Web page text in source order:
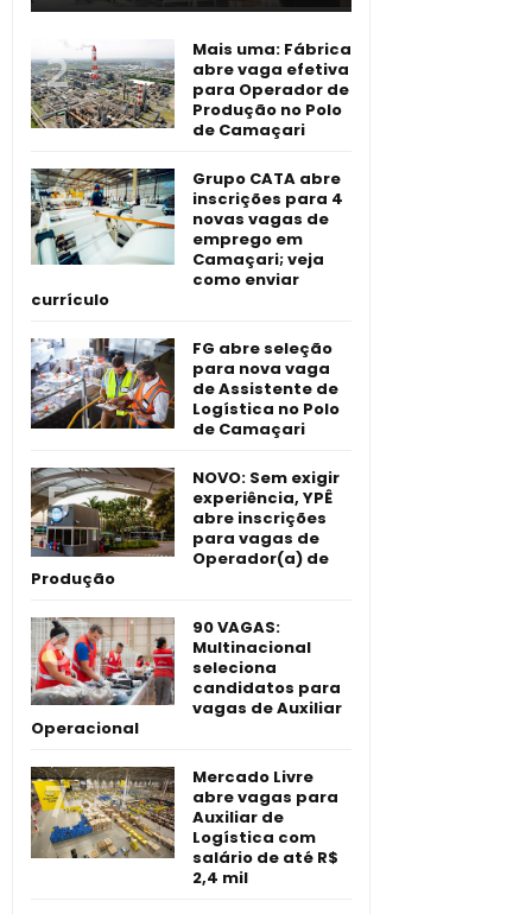
Mais uma: Fábrica
abre vaga efetiva
para Operador de
Produção no Polo
de Camaçari
Grupo CATA abre
inscrições para 4
novas vagas de
emprego em
Camaçari; veja
como enviar
currículo
FG abre seleção
para nova vaga
de Assistente de
Logística no Polo
de Camaçari
NOVO: Sem exigir
experiência, YPÊ
abre inscrições
para vagas de
Operador(a) de
Produção
90 VAGAS:
Multinacional
seleciona
candidatos para
vagas de Auxiliar
Operacional
Mercado Livre
abre vagas para
Auxiliar de
Logística com
salário de até R$
2,4 mil